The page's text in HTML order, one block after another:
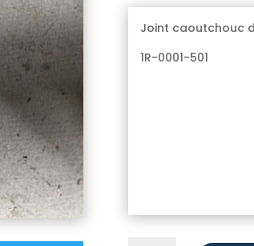
Joint caoutchouc
1R-0001-501